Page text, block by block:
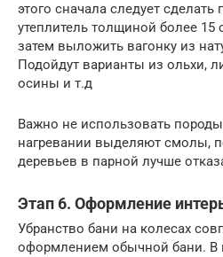
этого сначала следует
утеплитель толщиной более 15
затем выложить вагонку из
Подойдут варианты из ольхи,
осины и т.д
Важно не использовать
нагревании выделяют смолы,
деревьев в парной лучше
Этап 6. Оформление
Убранство бани на колесах
оформлением обычной бани. В